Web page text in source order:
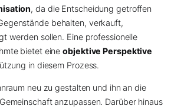
, da die Entscheidung getroffen
behalten, verkauft,
werden sollen. Eine professionelle
bietet eineobjektive Perspektive
in diesem Prozess.
neu zu gestalten und ihn an die
anzupassen. Darüber hinaus